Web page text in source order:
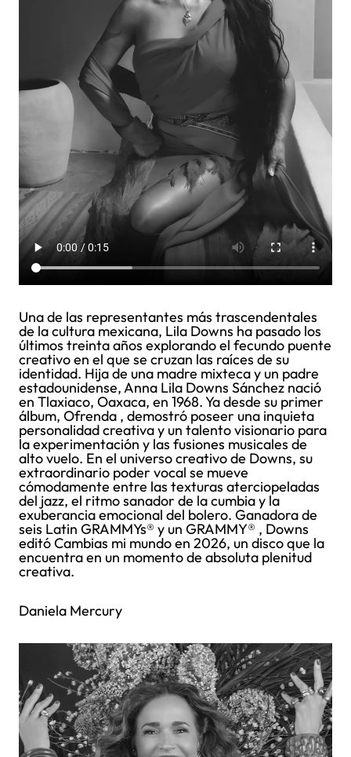
Una de las representantes más trascendentales
de la cultura mexicana, Lila Downs ha pasado los
últimos treinta años explorando el fecundo puente
creativo en el que se cruzan las raíces de su
identidad. Hija de una madre mixteca y un padre
estadounidense, Anna Lila Downs Sánchez nació
en Tlaxiaco, Oaxaca, en 1968. Ya desde su primer
álbum, Ofrenda , demostró poseer una inquieta
personalidad creativa y un talento visionario para
la experimentación y las fusiones musicales de
alto vuelo. En el universo creativo de Downs, su
extraordinario poder vocal se mueve
cómodamente entre las texturas aterciopeladas
del jazz, el ritmo sanador de la cumbia y la
exuberancia emocional del bolero. Ganadora de
seis Latin GRAMMYs® y un GRAMMY® , Downs
editó Cambias mi mundo en 2026, un disco que la
encuentra en un momento de absoluta plenitud
creativa.
Daniela Mercury